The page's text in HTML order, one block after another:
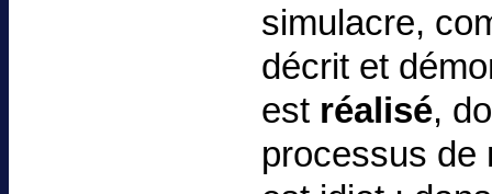
simulacre,
décrit et
est réalisé,
processus de